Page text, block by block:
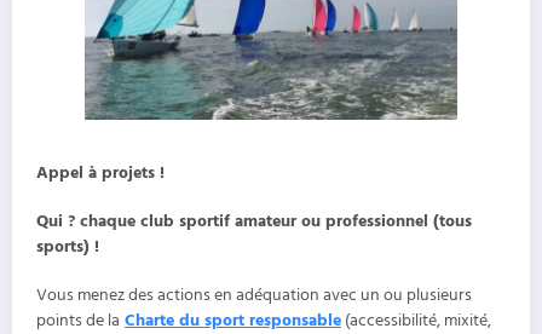
Appel à projets !
Qui ? chaque club sportif amateur ou professionnel (tous
sports) !
Vous menez des actions en adéquation avec un ou plusieurs
points de la Charte du sport responsable (accessibilité, mixité,